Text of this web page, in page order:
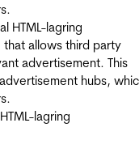
HTML-lagring
allows third party
advertisement. This
hubs,
lagring